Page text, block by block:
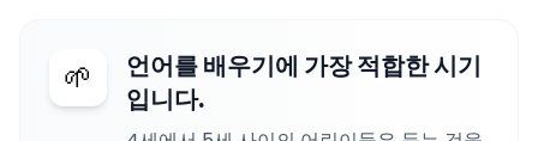
🌱
언어를 배우기에 가장 적합한 시기
입니다.